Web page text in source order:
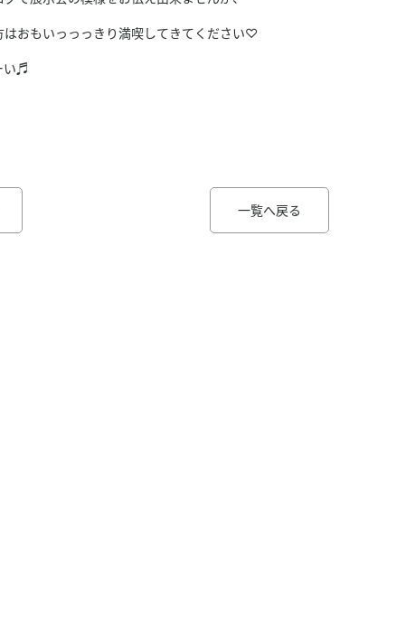
はおもいっっっきり満喫してきてください♡
い♬
一覧へ戻る